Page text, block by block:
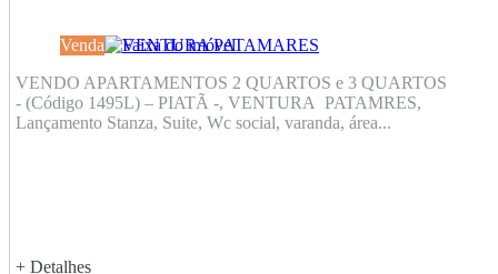
Venda
VENDO APARTAMENTOS 2 QUARTOS e 3 QUARTOS
- (Código 1495L) – PIATÃ -, VENTURA PATAMRES,
Lançamento Stanza, Suite, Wc social, varanda, área...
+ Detalhes